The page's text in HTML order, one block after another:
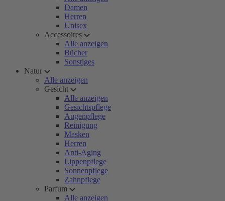
Damen
Herren
Unisex
Accessoires
Alle anzeigen
Bücher
Sonstiges
Natur
Alle anzeigen
Gesicht
Alle anzeigen
Gesichtspflege
Augenpflege
Reinigung
Masken
Herren
Anti-Aging
Lippenpflege
Sonnenpflege
Zahnpflege
Parfum
Alle anzeigen